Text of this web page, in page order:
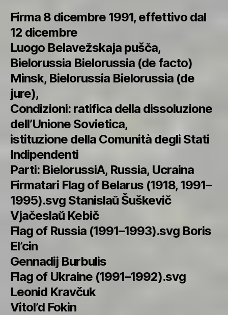
Firma 8 dicembre 1991, effettivo dal
12 dicembre
Luogo Belavežskaja pušča,
Bielorussia Bielorussia (de facto)
Minsk, Bielorussia Bielorussia (de
jure),
Condizioni: ratifica della dissoluzione
dell’Unione Sovietica,
istituzione della Comunità degli Stati
Indipendenti
Parti: BielorussiA, Russia, Ucraina
Firmatari Flag of Belarus (1918, 1991–
1995).svg Stanislaŭ Šuškevič
Vjačeslaŭ Kebič
Flag of Russia (1991–1993).svg Boris
El’cin
Gennadij Burbulis
Flag of Ukraine (1991–1992).svg
Leonid Kravčuk
Vitol’d Fokin